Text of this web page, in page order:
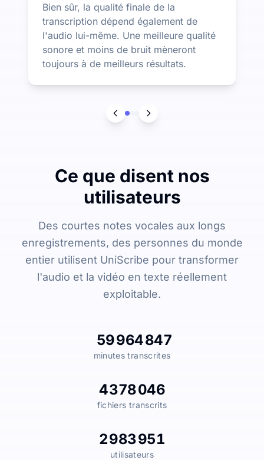
Bien sûr, la qualité finale de la
transcription dépend également de
l'audio lui-même. Une meilleure qualité
sonore et moins de bruit mèneront
toujours à de meilleurs résultats.
Ce que disent nos
utilisateurs
Des courtes notes vocales aux longs
enregistrements, des personnes du monde
entier utilisent UniScribe pour transformer
l'audio et la vidéo en texte réellement
exploitable.
59 964 847
minutes transcrites
4 378 046
fichiers transcrits
2 983 951
utilisateurs